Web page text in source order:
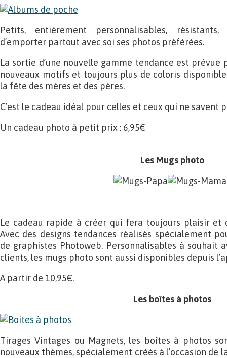
Petits, entièrement personnalisables,
d’emporter partout avec soi ses photos préférées.
La sortie d’une nouvelle gamme tendance est
nouveaux motifs et toujours plus de coloris
la fête des mères et des pères.
C’est le cadeau idéal pour celles et ceux qui ne savent
Un cadeau photo à petit prix : 6,95€
Les Mugs photo
Le cadeau rapide à créer qui fera toujours plaisir et
Avec des designs tendances réalisés spécialement
de graphistes Photoweb. Personnalisables à souhait
clients, les mugs photo sont aussi disponibles depuis
A partir de 10,95€.
Les boîtes à photos
Tirages Vintages ou Magnets, les boîtes à photos
nouveaux thèmes, spécialement créés à l’occasion de